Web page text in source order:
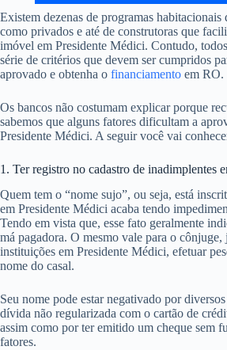
Existem dezenas de programas
como privados e até de construtoras que
imóvel em Presidente Médici. Contudo,
série de critérios que devem ser cumpridos
aprovado e obtenha o financiamento em RO.
Os bancos não costumam explicar porque
sabemos que alguns fatores dificultam a
Presidente Médici. A seguir você vai
1. Ter registro no cadastro de inadimplentes
Quem tem o “nome sujo”, ou seja, está
em Presidente Médici acaba tendo
Tendo em vista que, esse fato geralmente
má pagadora. O mesmo vale para o cônjuge,
instituições em Presidente Médici, efetuar
nome do casal.
Seu nome pode estar negativado por
dívida não regularizada com o cartão de
assim como por ter emitido um cheque sem
fatores.